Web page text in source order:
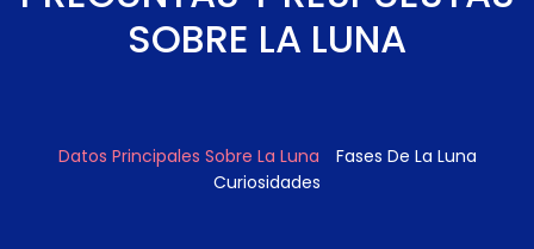
SOBRE LA LUNA
Datos Principales Sobre La Luna
Fases De La Luna
Curiosidades